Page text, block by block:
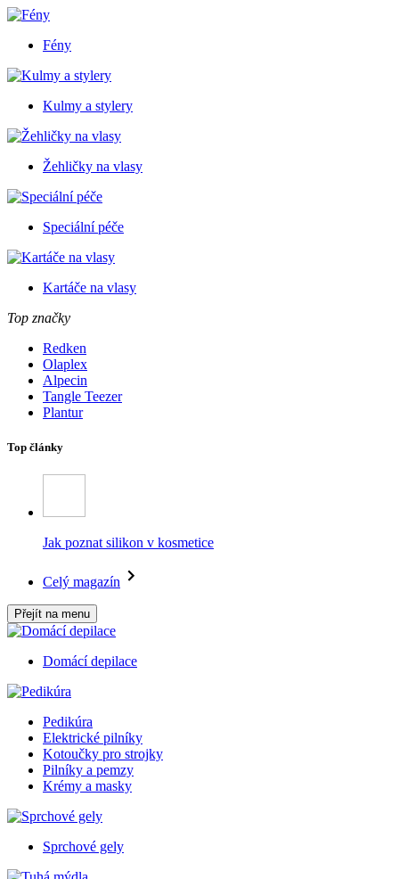
Fény
Kulmy a stylery
Žehličky na vlasy
Speciální péče
Kartáče na vlasy
Top značky
Redken
Olaplex
Alpecin
Tangle Teezer
Plantur
Top články
Jak poznat silikon v kosmetice
Celý magazín
Přejít na menu
Domácí depilace
Pedikúra
Elektrické pilníky
Kotoučky pro strojky
Pilníky a pemzy
Krémy a masky
Sprchové gely